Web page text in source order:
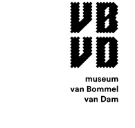
museum van